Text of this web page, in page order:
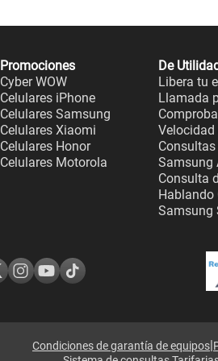
Promociones
Cyber WOW
Celulares iPhone
Celulares Samsung
Celulares Xiaomi
Celulares Honor
Celulares Motorola
De
Libera tu
Llamada
Velocidad
Samsung
Consulta
Hablando
Samsung
Condiciones de garantía de equipos|